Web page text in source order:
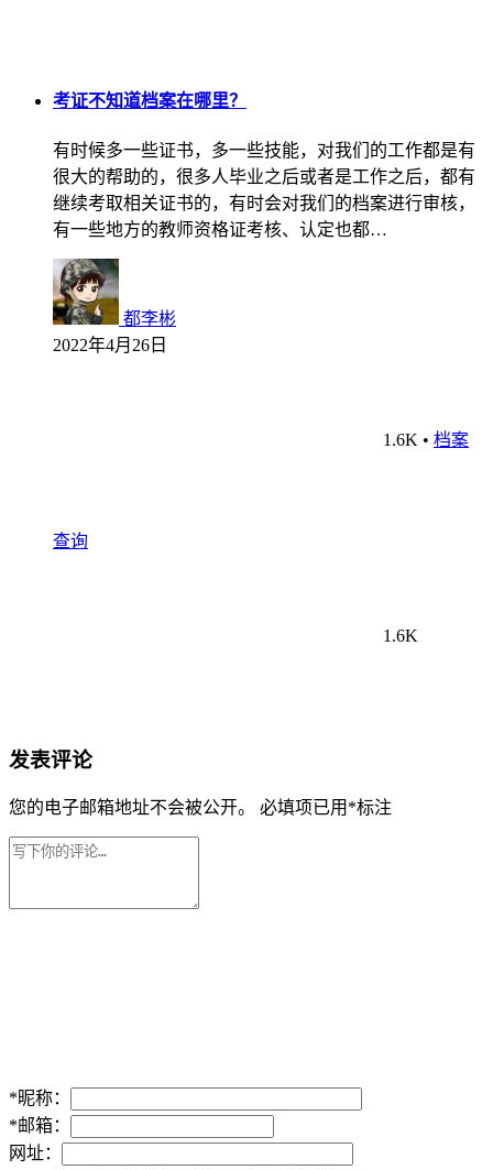
考证不知道档案在哪里？
有时候多一些证书，多一些技能，对我们的工作都是有
很大的帮助的，很多人毕业之后或者是工作之后，都有
继续考取相关证书的，有时会对我们的档案进行审核，
有一些地方的教师资格证考核、认定也都…
都李彬
2022年4月26日
1.6K • 档案
查询
1.6K
发表评论
您的电子邮箱地址不会被公开。 必填项已用 *标注
*昵称：
*邮箱：
网址：